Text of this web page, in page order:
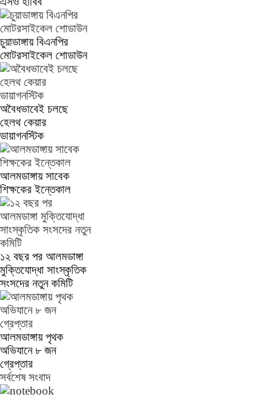
চুয়াডাঙ্গায় বিএনপির
মোটরসাইকেল শোডাউন
অবৈধভাবেই চলছে
হেলথ কেয়ার
ডায়াগনস্টিক
আলমডাঙ্গায় সাবেক
শিক্ষকের ইন্তেকাল
১২ বছর পর আলমডাঙ্গা
মুক্তিযোদ্ধা সাংস্কৃতিক
সংসদের নতুন কমিটি
আলমডাঙ্গায় পৃথক
অভিযানে ৮ জন
গ্রেপ্তার
সর্বশেষ সংবাদ